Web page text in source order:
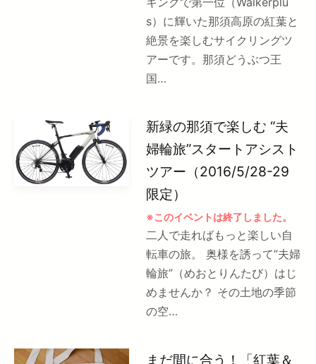
s）に輝いた那須高原の紅葉と
絶景を楽しむサイクリングツ
アーです。那須どうぶつ王
国…
新緑の那須で楽しむ “夫
婦輪旅”スタートアシスト
ツアー（2016/5/28-29
限定）
※このイベントは終了しました。
二人で走ればもっと楽しい自
転車の旅。 奥様を誘って”夫婦
輪旅”（めおとりんたび）はじ
めませんか？ その土地の季節
の空…
まだ間に合う！「紅葉＆